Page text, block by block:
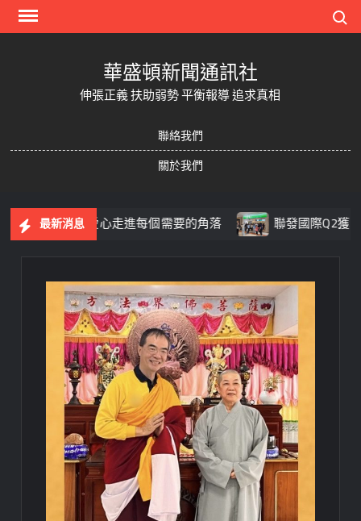
Skip
華盛頓新聞通訊社
伸張正義 扶助弱勢 平衡報導 追求真相
聯絡我們
關於我們
最新消息
讓愛心走進每個需要的角落 聯發國際Q2獲利飆近5